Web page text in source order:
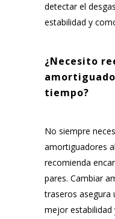
detectar el
estabilidad y
¿Necesito
tiempo?
No siempre
amortiguadores
recomienda
pares. Cambiar
traseros asegura
mejor estabilidad